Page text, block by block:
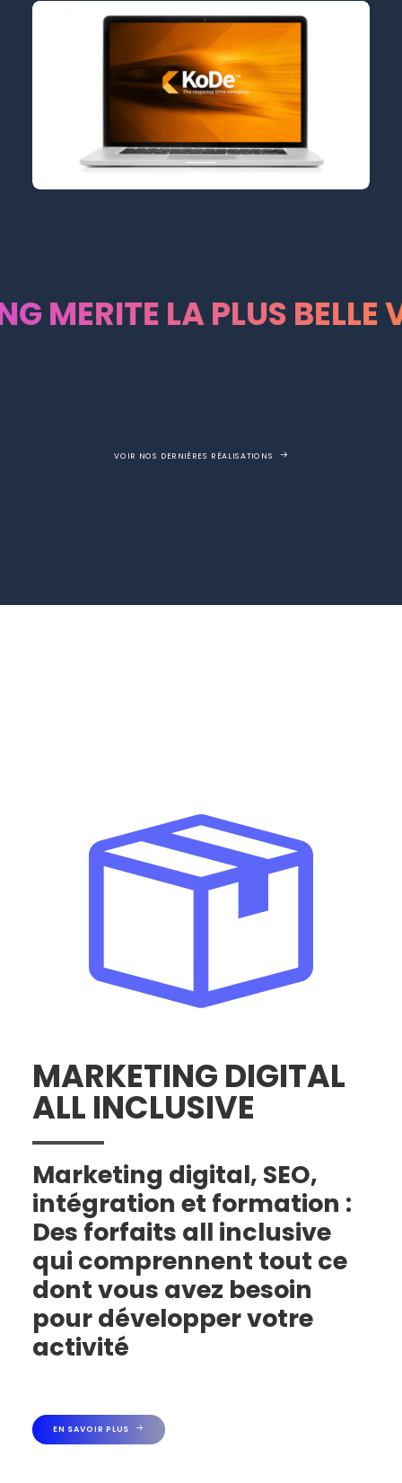
BELLE VALEUR
VOIR NOS DERNIÈRES RÉALISATIONS
MARKETING DIGITAL
ALL INCLUSIVE
Marketing digital, SEO,
intégration et formation :
Des forfaits all inclusive
qui comprennent tout ce
dont vous avez besoin
pour développer votre
activité
EN SAVOIR PLUS